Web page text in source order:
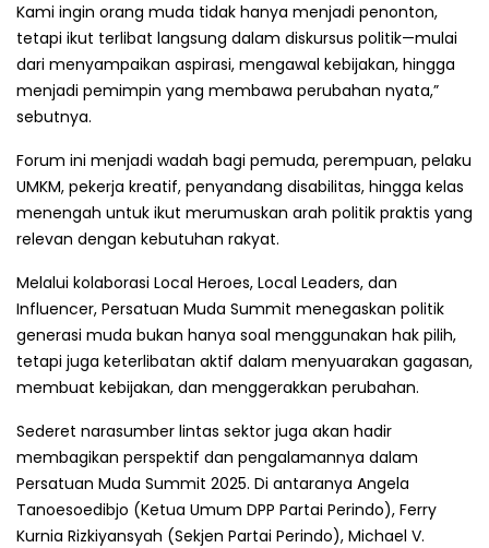
Kami ingin orang muda tidak hanya menjadi penonton,
tetapi ikut terlibat langsung dalam diskursus politik—mulai
dari menyampaikan aspirasi, mengawal kebijakan, hingga
menjadi pemimpin yang membawa perubahan nyata,”
sebutnya.
Forum ini menjadi wadah bagi pemuda, perempuan, pelaku
UMKM, pekerja kreatif, penyandang disabilitas, hingga kelas
menengah untuk ikut merumuskan arah politik praktis yang
relevan dengan kebutuhan rakyat.
Melalui kolaborasi Local Heroes, Local Leaders, dan
Influencer, Persatuan Muda Summit menegaskan politik
generasi muda bukan hanya soal menggunakan hak pilih,
tetapi juga keterlibatan aktif dalam menyuarakan gagasan,
membuat kebijakan, dan menggerakkan perubahan.
Sederet narasumber lintas sektor juga akan hadir
membagikan perspektif dan pengalamannya dalam
Persatuan Muda Summit 2025. Di antaranya Angela
Tanoesoedibjo (Ketua Umum DPP Partai Perindo), Ferry
Kurnia Rizkiyansyah (Sekjen Partai Perindo), Michael V.